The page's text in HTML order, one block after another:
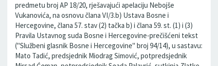
predmetu broj AP 18/20, rješavajući apelaciju Nebojše
Vukanovića, na osnovu člana VI/3.b) Ustava Bosne i
Hercegovine, člana 57. stav (2) tačka b) i člana 59. st. (1) i (3)
Pravila Ustavnog suda Bosne i Hercegovine-prečišćeni tekst
("Službeni glasnik Bosne i Hercegovine" broj 94/14), u sastavu:
Mato Tadić, predsjednik Miodrag Simović, potpredsjednik